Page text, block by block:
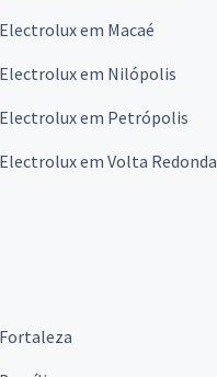
Electrolux em Macaé
Electrolux em Nilópolis
Electrolux em Petrópolis
Electrolux em Volta Redonda
Fortaleza